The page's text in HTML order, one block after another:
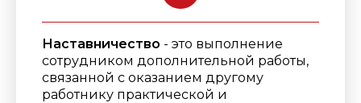
Наставничество - это выполнение
сотрудником дополнительной работы,
связанной с оказанием другому
работнику практической и